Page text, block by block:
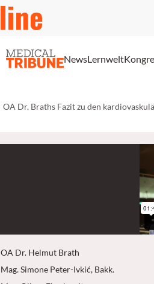
NewsLernwelt
OA Dr. Braths Fazit zu den
OA Dr. Helmut Brath
Mag. Simone Peter-Ivkić, Bakk.